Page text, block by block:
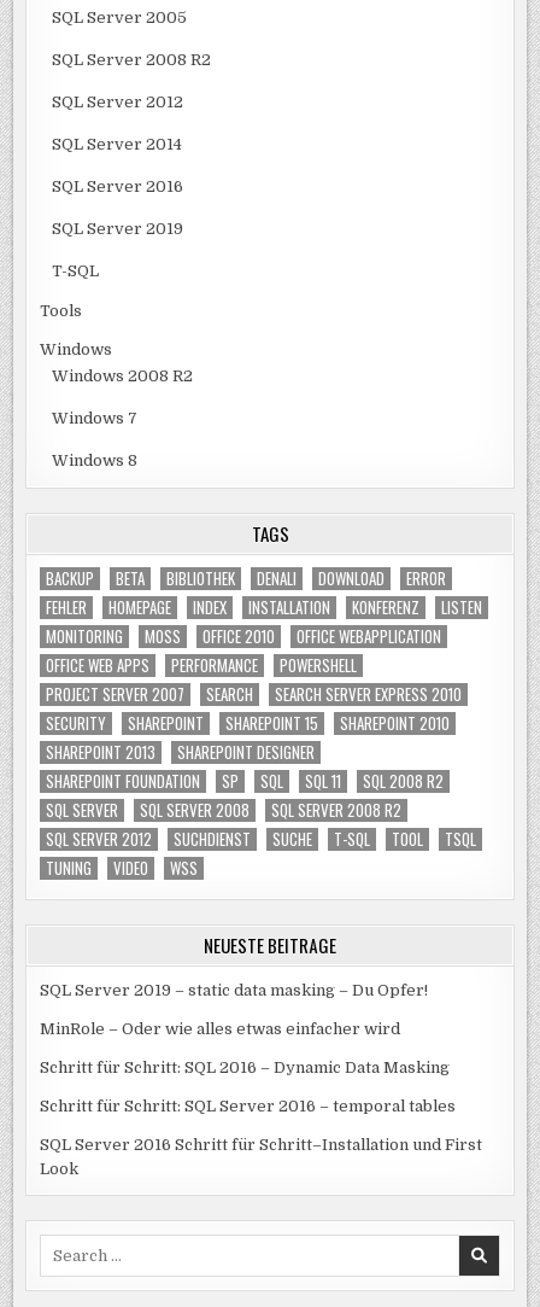
SQL Server 2005
SQL Server 2008 R2
SQL Server 2012
SQL Server 2014
SQL Server 2016
SQL Server 2019
T-SQL
Tools
Windows
Windows 2008 R2
Windows 7
Windows 8
TAGS
BACKUP BETA BIBLIOTHEK DENALI DOWNLOAD
ERROR
FEHLER
HOMEPAGE INDEX INSTALLATION KONFERENZ
LISTEN
MONITORING
MOSS OFFICE 2010
OFFICE WEBAPPLICATION
OFFICE WEB APPS
PERFORMANCE
POWERSHELL
PROJECT SERVER 2007
SEARCH
SEARCH SERVER EXPRESS 2010
SECURITY
SHAREPOINT SHAREPOINT 15
SHAREPOINT 2010
SHAREPOINT 2013
SHAREPOINT DESIGNER
SHAREPOINT FOUNDATION
SP SQL SQL 11
SQL 2008 R2
SQL SERVER
SQL SERVER 2008
SQL SERVER 2008 R2
SQL SERVER 2012
SUCHDIENST SUCHE T-SQL TOOL
TSQL
TUNING
VIDEO WSS
NEUESTE BEITRÄGE
SQL Server 2019 – static data masking – Du Opfer!
MinRole – Oder wie alles etwas einfacher wird
Schritt für Schritt: SQL 2016 – Dynamic Data Masking
Schritt für Schritt: SQL Server 2016 – temporal tables
SQL Server 2016 Schritt für Schritt–Installation und First
Look